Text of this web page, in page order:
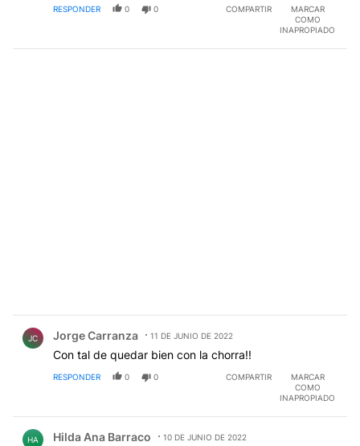
RESPONDER 0 0 COMPARTIR
MARCAR
COMO
INAPROPIADO
JC Jorge Carranza 11 DE JUNIO DE 2022
Con tal de quedar bien con la chorra!!
RESPONDER 0 0 COMPARTIR
MARCAR
COMO
INAPROPIADO
HA Hilda Ana Barraco 10 DE JUNIO DE 2022